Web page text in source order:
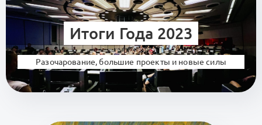
Итоги Года 2023
Разочарование, большие проекты и новые силы